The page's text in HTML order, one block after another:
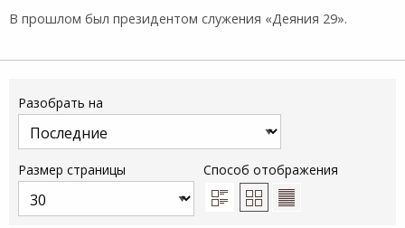
В прошлом был президентом служения «Деяния 29».
Разобрать на
Размер страницы Способ отображения